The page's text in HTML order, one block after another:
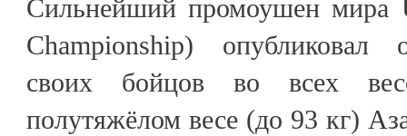
Сильнейший промоушен мира
Championship) опубликовал
своих бойцов во всех
полутяжёлом весе (до 93 кг)